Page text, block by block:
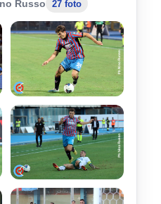
Russo 27 foto